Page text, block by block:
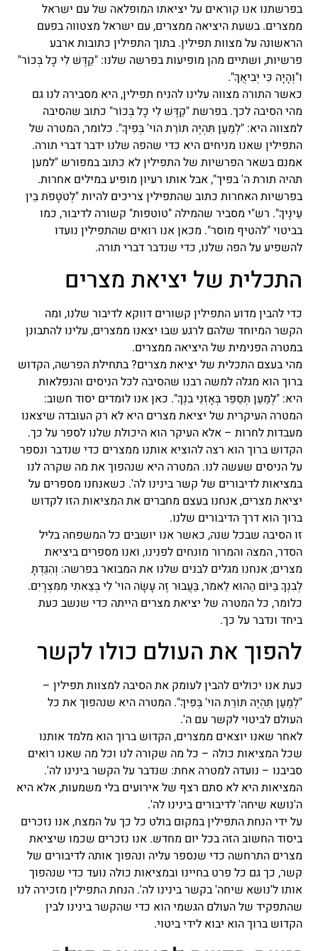
בפרשתנו אנו קוראים על יציאתו המופלאה של עם ישראל
ממצרים. בשעת היציאה ממצרים, עם ישראל מצטווה בפעם
הראשונה על מצוות תפילין. בתוך התפילין כתובות ארבע
פרשיות, ושתיים מהן מופיעות בפרשה שלנו: "קַדֶּשׁ לִי כָל בְּכוֹר"
ו"וְהָיָה כִּי יְבִיאֲךָ".
כאשר התורה מצווה עלינו להניח תפילין, היא מסבירה לנו גם
מהי הסיבה לכך. בפרשת "קַדֶּשׁ לִי כָל בְּכוֹר" כתוב שהסיבה
למצווה היא: "לְמַעַן תִּהְיֶה תּוֹרַת הוי' בְּפִיךָ". כלומר, המטרה של
התפילין שאנו מניחים היא כדי שהפה שלנו ידבר דברי תורה.
אמנם בשאר הפרשיות של התפילין לא כתוב במפורש "למען
תהיה תורת ה' בפיך", אבל אותו רעיון מופיע במילים אחרות.
בפרשיות האחרות כתוב שהתפילין צריכים להיות "לְטֹטָפֹת בֵּין
עֵינֶיךָ". רש"י מסביר שהמילה "טוטפות" קשורה לדיבור, כמו
בביטוי "להטיף מוסר". מכאן אנו רואים שהתפילין נועדו
להשפיע על הפה שלנו, כדי שנדבר דברי תורה.
התכלית של יציאת מצרים
כדי להבין מדוע התפילין קשורים דווקא לדיבור שלנו, ומה
הקשר המיוחד שלהם לרגע שבו יצאנו ממצרים, עלינו להתבונן
במטרה הפנימית של היציאה ממצרים.
מהי בעצם התכלית של יציאת מצרים? בתחילת הפרשה, הקדוש
ברוך הוא מגלה למשה רבנו שהסיבה לכל הניסים והנפלאות
היא: "לְמַעַן תְּסַפֵּר בְּאָזְנֵי בִנְךָ". כאן אנו לומדים יסוד חשוב:
המטרה העיקרית של יציאת מצרים היא לא רק העובדה שיצאנו
מעבדות לחרות – אלא העיקר הוא היכולת שלנו לספר על כך.
הקדוש ברוך הוא רצה להוציא אותנו ממצרים כדי שנדבר ונספר
על הניסים שעשה לנו. המטרה היא שנהפוך את מה שקרה לנו
במציאות לדיבורים של קשר בינינו לה'. כשאנחנו מספרים על
יציאת מצרים, אנחנו בעצם מחברים את המציאות הזו לקדוש
ברוך הוא דרך הדיבורים שלנו.
זו הסיבה שבכל שנה, כאשר אנו יושבים כל המשפחה בליל
הסדר, המצה והמרור מונחים לפנינו, ואנו מספרים ביציאת
מצרים; אנחנו מגלים לבנים שלנו את המבואר בפרשה: וְהִגַּדְתָּ
לְבִנְךָ בַּיּוֹם הַהוּא לֵאמֹר, בַּעֲבוּר זֶה עָשָׂה הוי' לִי בְּצֵאתִי מִמִּצְרָיִם.
כלומר, כל המטרה של יציאת מצרים הייתה כדי שנשב כעת
ביחד ונדבר על כך.
להפוך את העולם כולו לקשר
כעת אנו יכולים להבין לעומק את הסיבה למצוות תפילין –
"לְמַעַן תִּהְיֶה תּוֹרַת הוי' בְּפִיךָ". המטרה היא שנהפוך את כל
העולם לביטוי לקשר עם ה'.
לאחר שאנו יוצאים ממצרים, הקדוש ברוך הוא מלמד אותנו
שכל המציאות כולה – כל מה שקורה לנו וכל מה שאנו רואים
סביבנו – נועדה למטרה אחת: שנדבר על הקשר בינינו לה'.
המציאות היא לא סתם רצף של אירועים בלי משמעות, אלא היא
ה'נושא שיחה' לדיבורים בינינו לה'.
על ידי הנחת התפילין במקום בולט כל כך על המצח, אנו נזכרים
ביסוד החשוב הזה בכל יום מחדש. אנו נזכרים שכמו שיציאת
מצרים התרחשה כדי שנספר עליה ונהפוך אותה לדיבורים של
קשר, כך גם כל פרט בחיינו ובמציאות כולה נועד כדי שנהפוך
אותו ל'נושא שיחה' בקשר בינינו לה'. הנחת התפילין מזכירה לנו
שהתפקיד של העולם הגשמי הוא כדי שהקשר בינינו לבין
הקדוש ברוך הוא יבוא לידי ביטוי.